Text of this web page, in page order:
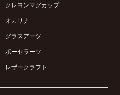
クレヨンマグカップ
オカリナ
グラスアーツ
ポーセラーツ
レザークラフト